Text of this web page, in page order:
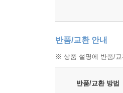
반품/교환 안내
※ 상품 설명에 반품/교
반품/교환 방법